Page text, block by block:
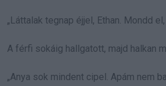
„Láttalak tegnap éjjel, Ethan. Mondd
A férfi sokáig hallgatott, majd halkan
„Anya sok mindent cipel. Apám nem